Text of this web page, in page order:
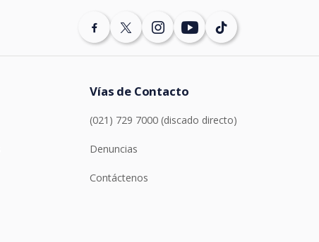
Vías de Contacto
(021) 729 7000 (discado directo)
Denuncias
Contáctenos